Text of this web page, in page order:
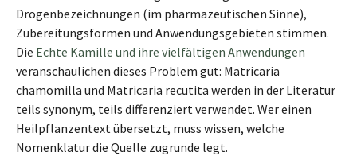
Drogenbezeichnungen (im pharmazeutischen Sinne),
Zubereitungsformen und Anwendungsgebieten stimmen.
Die Echte Kamille und ihre vielfältigen Anwendungen
veranschaulichen dieses Problem gut: Matricaria
chamomilla und Matricaria recutita werden in der Literatur
teils synonym, teils differenziert verwendet. Wer einen
Heilpflanzentext übersetzt, muss wissen, welche
Nomenklatur die Quelle zugrunde legt.